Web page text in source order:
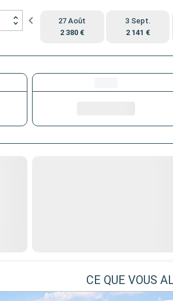
27 Août
2 380 €
3 Sept.
2 141 €
CE QUE VOUS